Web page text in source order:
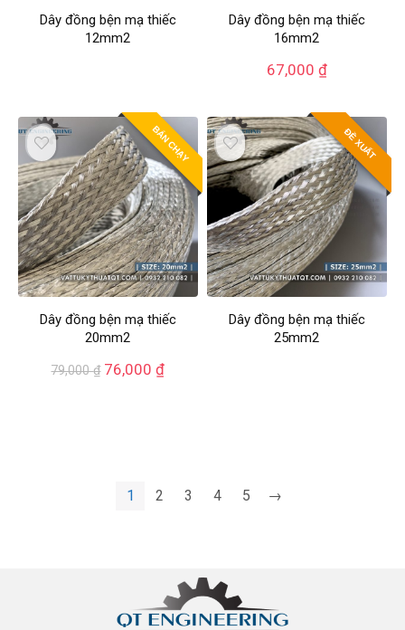
Dây đồng bện mạ thiếc
12mm2
Dây đồng bện mạ thiếc
16mm2
67,000 ₫
BÁN CHẠY
Dây đồng bện mạ thiếc
20mm2
79,000₫ 76,000₫
ĐỀ XUẤT
Dây đồng bện mạ thiếc
25mm2
1 2 3 4 5 →